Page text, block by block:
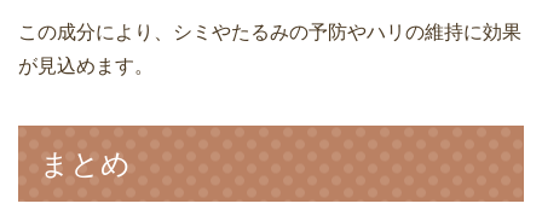
この成分により、シミやたるみの予防やハリの維持に効果
が見込めます。
まとめ